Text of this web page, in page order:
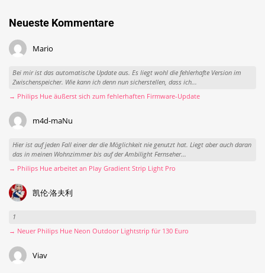
Neueste Kommentare
Mario
Bei mir ist das automatische Update aus. Es liegt wohl die fehlerhafte Version im
Zwischenspeicher. Wie kann ich denn nun sicherstellen, dass ich...
→ Philips Hue äußerst sich zum fehlerhaften Firmware-Update
m4d-maNu
Hier ist auf jeden Fall einer der die Möglichkeit nie genutzt hat. Liegt aber auch daran
das in meinen Wohnzimmer bis auf der Ambilight Fernseher...
→ Philips Hue arbeitet an Play Gradient Strip Light Pro
凯伦·洛夫利
1
→ Neuer Philips Hue Neon Outdoor Lightstrip für 130 Euro
Viav